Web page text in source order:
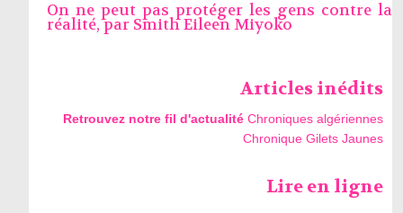
On ne peut pas protéger les gens contre la
réalité, par Smith Eileen Miyoko
Articles inédits
Retrouvez notre fil d'actualité Chroniques algériennes
Chronique Gilets Jaunes
Lire en ligne